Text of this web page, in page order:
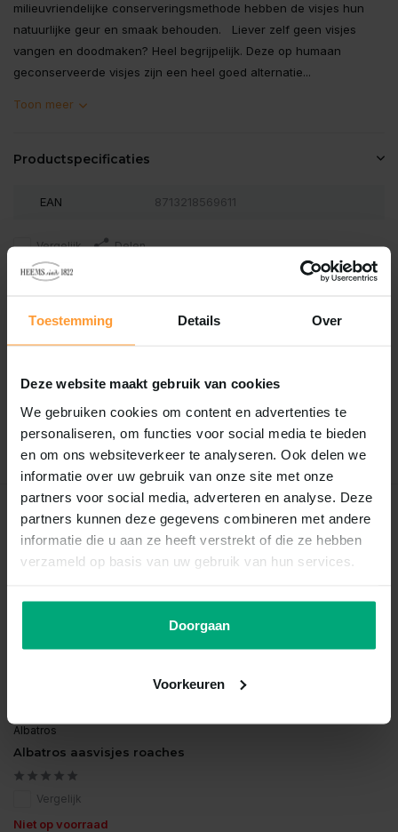
Toestemming Details Over
Deze website maakt gebruik van cookies
We gebruiken cookies om content en advertenties te
personaliseren, om functies voor social media te bieden
en om ons websiteverkeer te analyseren. Ook delen we
informatie over uw gebruik van onze site met onze
partners voor social media, adverteren en analyse. Deze
partners kunnen deze gegevens combineren met andere
informatie die u aan ze heeft verstrekt of die ze hebben
verzameld op basis van uw gebruik van hun services.
Doorgaan
Voorkeuren
milieuvriendelijke conserveringsmethode hebben de visjes hun
natuurlijke geur en smaak behouden. Liever zelf geen visjes
vangen en doodmaken? Heel begrijpelijk. Deze op humaan
geconserveerde visjes zijn een heel goed alternatie...
Toon meer
Productspecificaties
EAN 8713218569611
Vergelijk Delen
Reviews
Er zijn nog geen reviews geschreven over dit product..
Schrijf je eigen review
Recent bekeken
Albatros
Albatros aasvisjes roaches
Vergelijk
Niet op voorraad